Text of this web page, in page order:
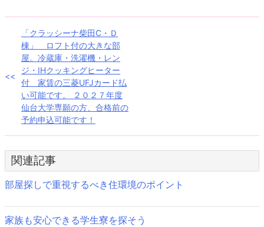
ナ
シ
ョ
ン
「クラッシーナ柴田C・Ｄ
棟」 ロフト付の大きな部
屋。冷蔵庫・洗濯機・レン
ジ・IHクッキングヒーター
付 家賃の三菱UFJカード払
い可能です。 ２０２７年度
仙台大学専願の方、合格前の
予約申込可能です！
関連記事
部屋探しで重視するべき住環境のポイント
家族も安心できる学生寮を探そう